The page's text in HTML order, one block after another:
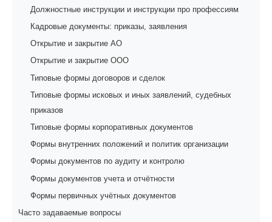
Должностные инструкции и инструкции про профессиям
Кадровые документы: приказы, заявления
Открытие и закрытие АО
Открытие и закрытие ООО
Типовые формы договоров и сделок
Типовые формы исковых и иных заявлений, судебных
приказов
Типовые формы корпоративных документов
Формы внутренних положений и политик организации
Формы документов по аудиту и контролю
Формы документов учета и отчётности
Формы первичных учётных документов
Часто задаваемые вопросы